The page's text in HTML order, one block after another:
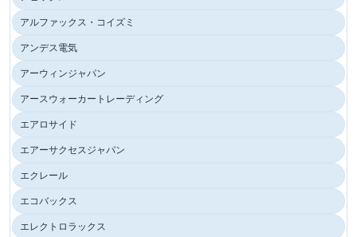
アルファックス・コイズミ
アンデス電気
アーウィンジャパン
アースウォーカートレーディング
エアロサイド
エアーサクセスジャパン
エクレール
エコバックス
エレクトロラックス